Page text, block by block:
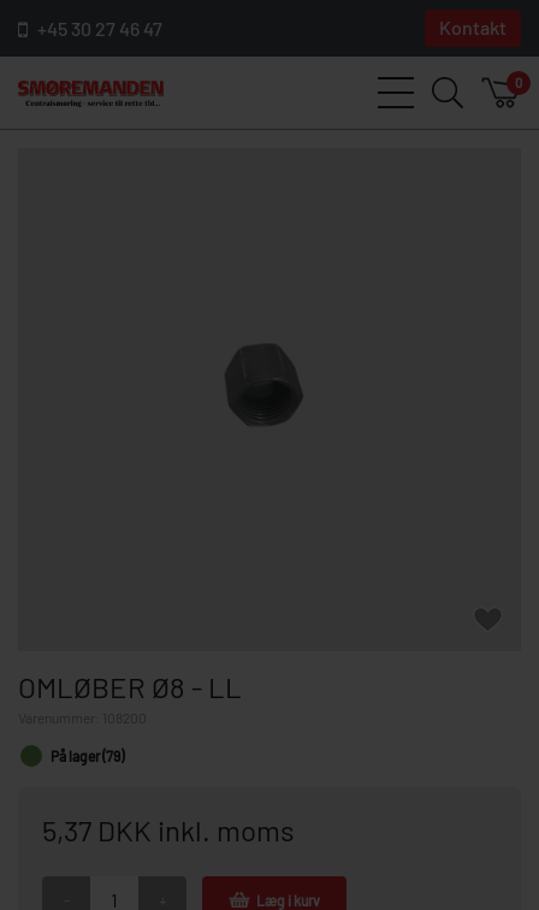
+45 30 27 46 47 Kontakt
0
OMLØBER Ø8 - LL
108200
På lager (79)
5,37 DKK inkl. moms
Læg i kurv